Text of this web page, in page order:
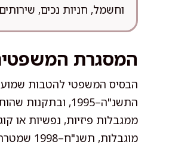
וחשמל, חניות נכים,
המסגרת
הבסיס המשפטי להטבות
התשנ"ה–1995,
ממגבלות פיזיות, נפשיות או